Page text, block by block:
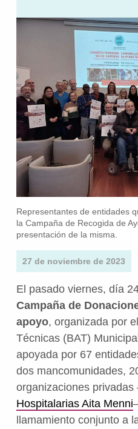
Representantes de entidades
la Campaña de Recogida de
presentación de la misma.
27 de noviembre de 2023
El pasado viernes, día
Campaña de
apoyo, organizada por
Técnicas (BAT)
apoyada por 67
dos mancomunidades,
organizaciones
Hospitalarias Aita Menni
llamamiento conjunto a